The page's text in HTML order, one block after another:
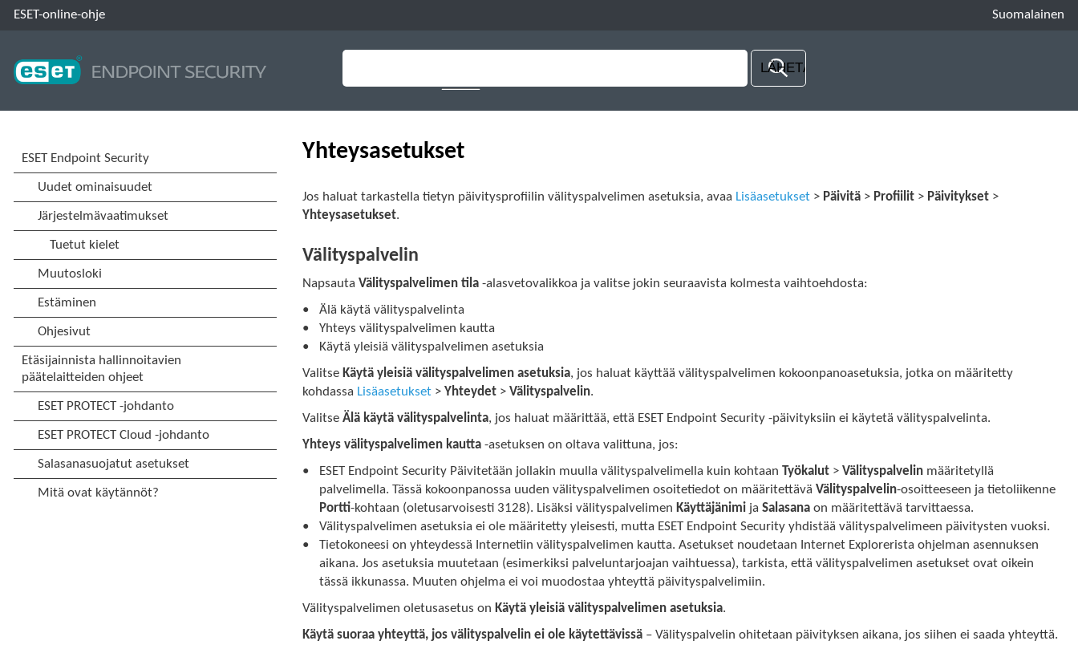
ESET-online-ohje Suomalainen
Yhteysasetukset
Jos haluat tarkastella tietyn päivitysprofiilin välityspalvelimen asetuksia, avaa Lisäasetukset > Päivitä > Profiilit > Päivitykset >
Yhteysasetukset.
Välityspalvelin
NapsautaVälityspalvelimen tila -alasvetovalikkoa ja valitse jokin seuraavista kolmesta vaihtoehdosta:
Älä käytä välityspalvelinta
Yhteys välityspalvelimen kautta
Käytä yleisiä välityspalvelimen asetuksia
Valitse Käytä yleisiä välityspalvelimen asetuksia, jos haluat käyttää välityspalvelimen kokoonpanoasetuksia, jotka on määritetty
kohdassa Lisäasetukset >Yhteydet >Välityspalvelin.
ValitseÄlä käytä välityspalvelinta, jos haluat määrittää, että ESET Endpoint Security -päivityksiin ei käytetä välityspalvelinta.
Yhteys välityspalvelimen kautta -asetuksen on oltava valittuna, jos:
ESET Endpoint Security Päivitetään jollakin muulla välityspalvelimella kuin kohtaan Työkalut> Välityspalvelinmääritetyllä
palvelimella. Tässä kokoonpanossa uuden välityspalvelimen osoitetiedot on määritettävä Välityspalvelin-osoitteeseen ja tietoliikenne
Portti-kohtaan (oletusarvoisesti 3128). Lisäksi välityspalvelimen Käyttäjänimija Salasanaon määritettävä tarvittaessa.
Välityspalvelimen asetuksia ei ole määritetty yleisesti, mutta ESET Endpoint Security yhdistää välityspalvelimeen päivitysten vuoksi.
Tietokoneesi on yhteydessä Internetiin välityspalvelimen kautta. Asetukset noudetaan Internet Explorerista ohjelman asennuksen
aikana. Jos asetuksia muutetaan (esimerkiksi palveluntarjoajan vaihtuessa), tarkista, että välityspalvelimen asetukset ovat oikein
tässä ikkunassa. Muuten ohjelma ei voi muodostaa yhteyttä päivityspalvelimiin.
Välityspalvelimen oletusasetus on Käytä yleisiä välityspalvelimen asetuksia.
Käytä suoraa yhteyttä, jos välityspalvelin ei ole käytettävissä – Välityspalvelin ohitetaan päivityksen aikana, jos siihen ei saada yhteyttä.